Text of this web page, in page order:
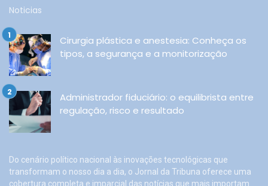
Noticias
Cirurgia plástica e anestesia: Conheça os
tipos, a segurança e a monitorização
Administrador fiduciário: o equilibrista entre
regulação, risco e resultado
Do cenário político nacional às inovações tecnológicas que
transformam o nosso dia a dia, o Jornal da Tribuna oferece uma
cobertura completa e imparcial das notícias que mais importam.